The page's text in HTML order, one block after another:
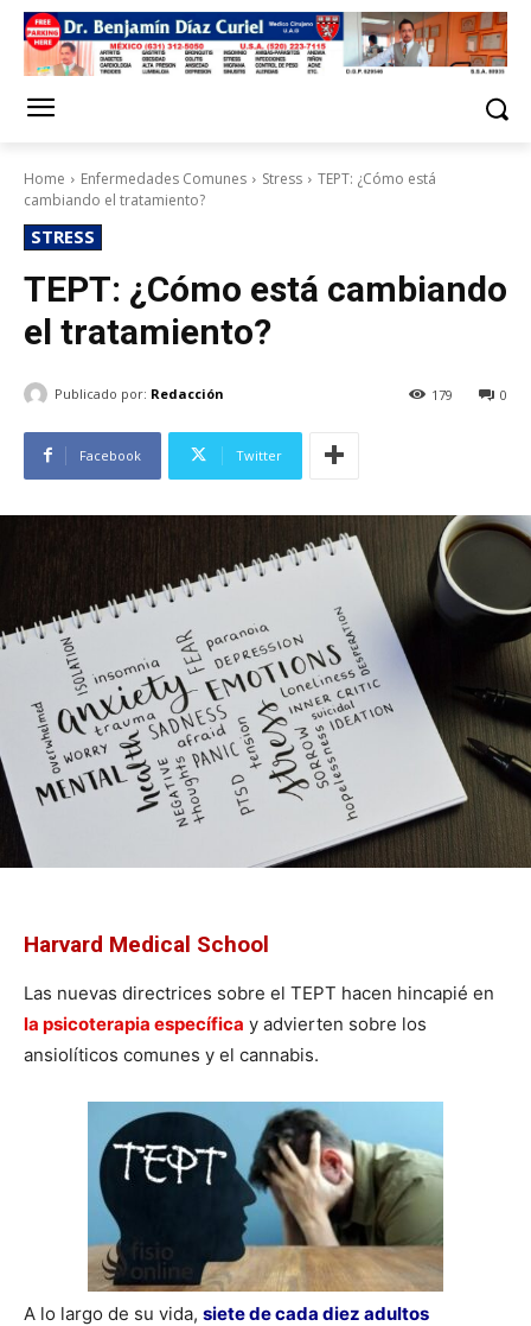
Home Enfermedades Comunes Stress
TEPT: ¿Cómo está
cambiando el tratamiento?
STRESS
TEPT: ¿Cómo está cambiando
el tratamiento?
Publicado por: Redacción 0
179
Facebook Twitter
Harvard Medical School
Las nuevas directrices sobre el TEPT hacen hincapié en
la psicoterapia específica y advierten sobre los
ansiolíticos comunes y el cannabis.
A lo largo de su vida, siete de cada diez adultos